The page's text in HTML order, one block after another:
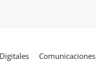
Comunicaciones